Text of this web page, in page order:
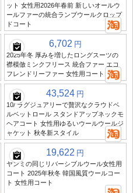
ット 女性用2026年春前 新しいオールウ
ールファーの統合ランブウールクロップ
ドコート
6,702 円
2025年冬 厚みを増したロングスーツの
襟模倣ミンクフリース 統合ファー エコ
フレンドリーファー 女性用コート
43,524 円
10/ ラグジュアリーで贅沢なクラウドベ
ルベットロール スタンドアップネックモ
ヘアコート 女性用ゆるいウールウールジ
ャケット 秋冬新スタイル
19,622 円
ヤンミの同じリバーシブルウール女性用
コート 2025年秋冬 韓国風質ウールコー
ト 女性用コート